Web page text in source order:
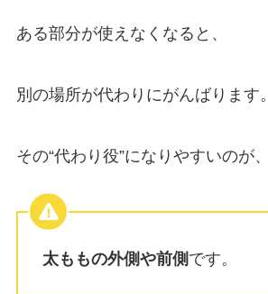
ある部分が使えなくなると、
別の場所が代わりにがんばります。
その“代わり役”になりやすいのが、
太ももの外側や前側 です。